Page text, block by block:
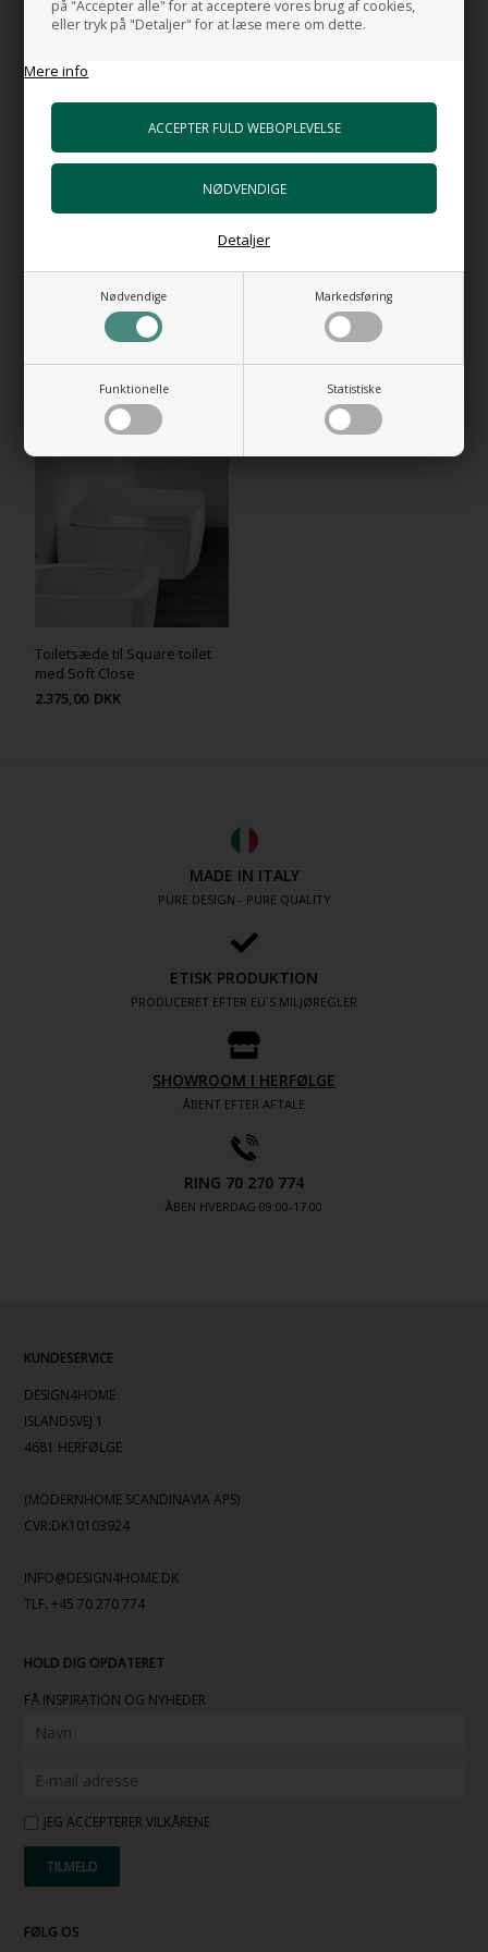
på "Accepter alle" for at acceptere vores brug af cookies,
eller tryk på "Detaljer" for at læse mere om dette.
Mere info
Nødvendige Markedsføring
Funktionelle Statistiske
Detaljer
Toiletsæde til Square toilet uden Soft
Close
Gå til varen
Toiletsæde til Square toilet med Soft
+2.375,00 DKK
Gå til varen
RELATEREDE PRODUKTER
Toiletsæde til Square toilet
med Soft Close
2.375,00 DKK
MADE IN ITALY
PURE DESIGN - PURE QUALITY
ETISK PRODUKTION
PRODUCERET EFTER EU´S MILJØREGLER
SHOWROOM I HERFØLGE
ÅBENT EFTER AFTALE
RING 70 270 774
ÅBEN HVERDAG 09:00-17.00
KUNDESERVICE
DESIGN4HOME
ISLANDSVEJ 1
4681 HERFØLGE
(MODERNHOME SCANDINAVIA APS)
CVR:DK10103924
INFO@DESIGN4HOME.DK
TLF. +45 70 270 774
HOLD DIG OPDATERET
FÅ INSPIRATION OG NYHEDER
JEG ACCEPTERER VILKÅRENE
FØLG OS